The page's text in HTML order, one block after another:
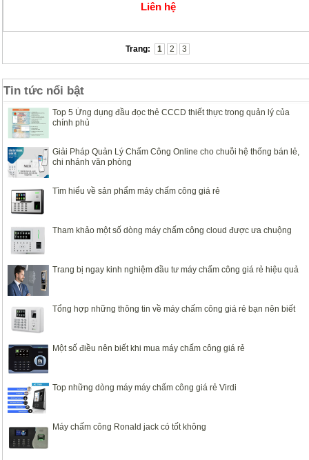
Tin tức nổi bật
Top 5 Ứng dụng đầu đọc thẻ CCCD thiết thực trong quản lý của
chính phủ
Giải Pháp Quản Lý Chấm Công Online cho chuỗi hệ thống bán lẻ,
chi nhánh văn phòng
Tìm hiểu về sản phẩm máy chấm công giá rẻ
Tham khảo một số dòng máy chấm công cloud được ưa chuộng
Trang bị ngay kinh nghiệm đầu tư máy chấm công giá rẻ hiệu quả
Tổng hợp những thông tin về máy chấm công giá rẻ bạn nên biết
Một số điều nên biết khi mua máy chấm công giá rẻ
Top những dòng máy máy chấm công giá rẻ Virdi
Máy chấm công Ronald jack có tốt không
Liên hệ
Trang: 1 2 3